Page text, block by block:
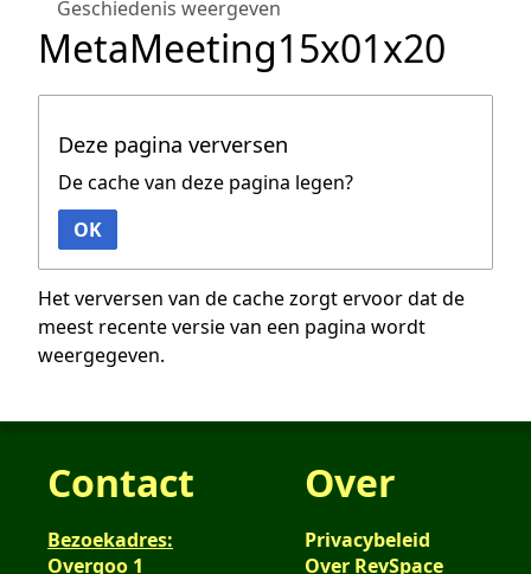
Geschiedenis weergeven
MetaMeeting15x01x20
Deze pagina verversen
De cache van deze pagina legen?
OK
Het verversen van de cache zorgt ervoor dat de
meest recente versie van een pagina wordt
weergegeven.
Contact
Bezoekadres:
Overgoo 1
Over
Privacybeleid
Over RevSpace